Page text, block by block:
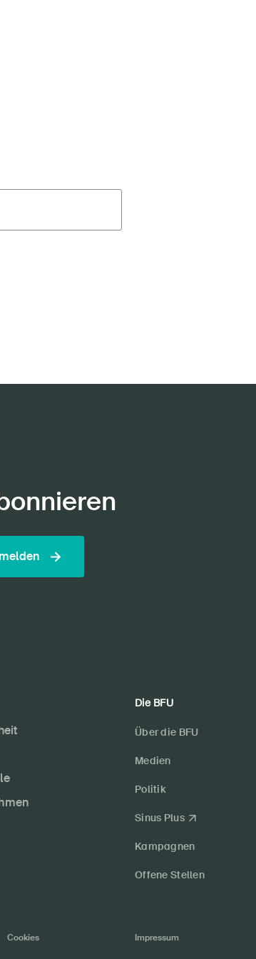
Die BFU
Über die BFU
Medien
Politik
Sinus Plus
Kampagnen
Offene Stellen
Cookies Impressum